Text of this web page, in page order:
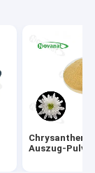
Auszug-Pulver